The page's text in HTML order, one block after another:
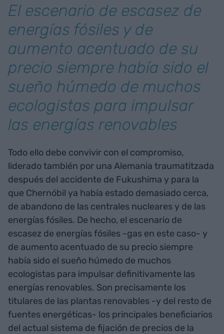
El escenario de escasez de
energías fósiles y de
aumento acentuado de su
precio siempre había sido el
sueño húmedo de muchos
ecologistas para impulsar
las energías renovables
Todo ello debe convivir con el compromiso,
liderado también por una Alemania traumatitzada
después del accidente de Fukushima y para la
que Chernóbil ya había estado demasiado cerca,
de abandono de las centrales nucleares y de las
energías fósiles. De hecho, el escenario de
escasez de energías fósiles -gas en este caso- y
de aumento acentuado de su precio siempre
había sido el sueño húmedo de muchos
ecologistas para impulsar definitivamente las
energías renovables. Son precisamente los
titulares de las plantas renovables -y del resto de
fuentes energéticas- los principales beneficiarios
del actual sistema de fijación de precios de la